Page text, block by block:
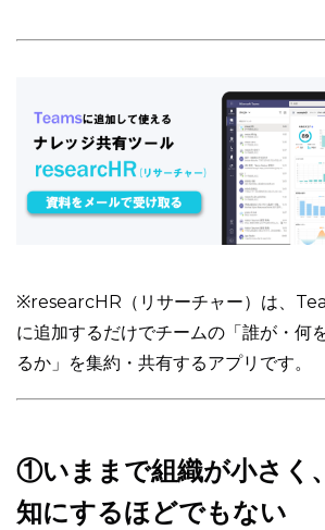
※researcHR（リサーチャー）は、
に追加するだけでチームの「誰が・何
るか」を集約・共有するアプリです。
①いままで組織が小さく
知にするほどでもない